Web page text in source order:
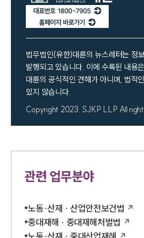
대륜법률상담예약
법무법인(유한)대륜의 뉴스레터는 정
발행되고 있습니다. 이에 수록된 내용
대륜의 공식적인 견해가 아니며, 법적
있지 않습니다.
Copyright 2023. SJKP LLP All
관련 업무분야
노동·산재 · 산업안전보건법
중대재해 · 중대재해처벌법